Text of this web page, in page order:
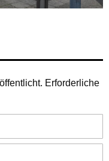
Erforderliche